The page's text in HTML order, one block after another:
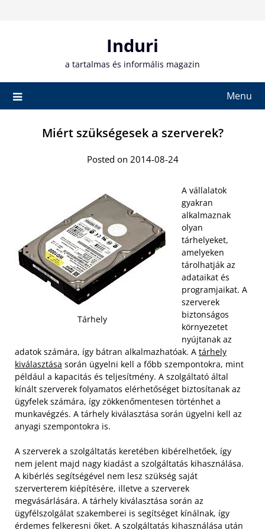
Induri
a tartalmas és informális magazin
Menu
Miért szükségesek a szerverek?
Posted on 2014-08-24
Tárhely
A vállalatok
gyakran
alkalmaznak
olyan
tárhelyeket,
amelyeken
tárolhatják az
adataikat és
programjaikat. A
szerverek
biztonságos
környezetet
nyújtanak az
adatok számára, így bátran alkalmazhatóak. A tárhely
kiválasztása során ügyelni kell a főbb szempontokra, mint
például a kapacitás és teljesítmény. A szolgáltató által
kínált szerverek folyamatos elérhetőséget biztosítanak az
ügyfelek számára, így zökkenőmentesen történhet a
munkavégzés. A tárhely kiválasztása során ügyelni kell az
anyagi szempontokra is.
A szerverek a szolgáltatás keretében kibérelhetőek, így
nem jelent majd nagy kiadást a szolgáltatás kihasználása.
A kibérlés segítségével nem lesz szükség saját
szerverterem kiépítésére, illetve a szerverek
megvásárlására. A tárhely kiválasztása során az
ügyfélszolgálat szakemberei is segítséget kínálnak, így
érdemes felkeresni őket. A szolgáltatás kihasználása után